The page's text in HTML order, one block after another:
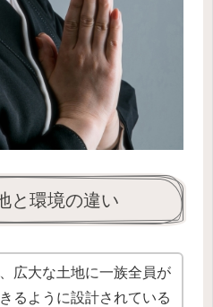
と環境の違い
広大な土地に一族全員が
るように設計されている